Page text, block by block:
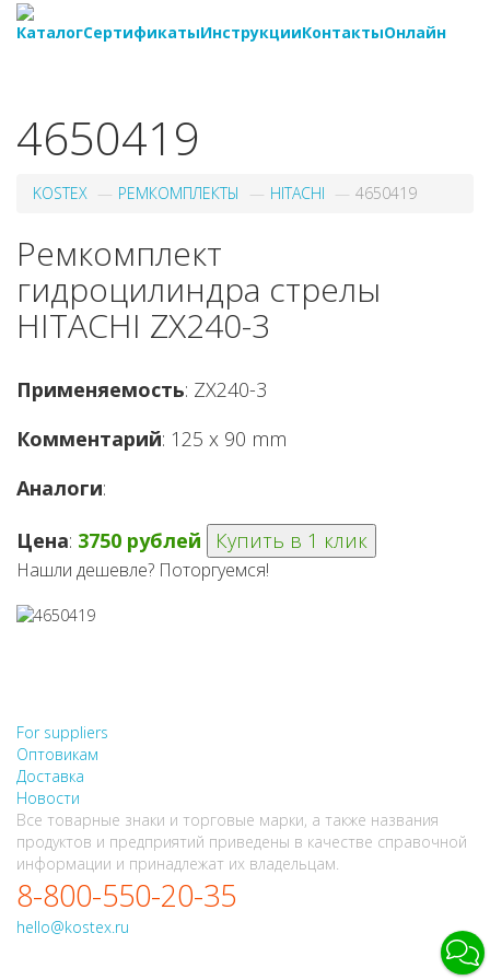
КаталогСертификатыИнструкцииКонтактыОнлайн
4650419
KOSTEX РЕМКОМПЛЕКТЫ HITACHI 4650419
Ремкомплект
гидроцилиндра стрелы
HITACHI ZX240-3
Применяемость: ZX240-3
Комментарий: 125 x 90 mm
Аналоги:
Цена: 3750 рублей Купить в 1 клик
Нашли дешевле? Поторгуемся!
For suppliers
Оптовикам
Доставка
Новости
Все товарные знаки и торговые марки, а также названия
продуктов и предприятий приведены в качестве справочной
информации и принадлежат их владельцам.
8-800-550-20-35
hello@kostex.ru